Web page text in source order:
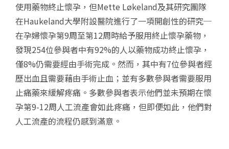
使用藥物終止懷孕，但Mette Løkeland及其研究團隊
在Haukeland大學附設醫院進行了一項開創性的研究─
在孕婦懷孕第9周至第12周時給予服用終止懷孕藥物，
發現254位參與者中有92%的人以藥物成功終止懷孕，
僅8%仍需要經由手術完成。然而，其中有7位參與者經
歷出血且需要藉由手術止血；並有多數參與者需要服用
止痛藥來緩解疼痛。多數參與者表示他們並未預期在懷
孕第9-12周人工流產會如此疼痛 ，但即便如此，他們對
人工流產的流程仍感到滿意。